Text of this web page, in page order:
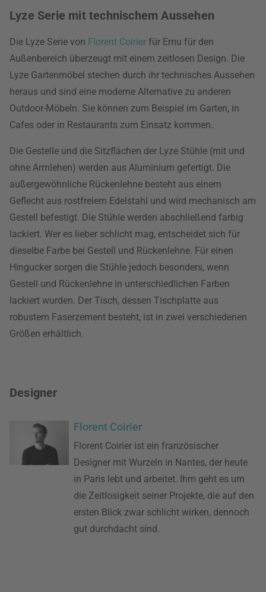
Lyze Serie mit technischem Aussehen
Die Lyze Serie von Florent Coirier für Emu für den
Außenbereich überzeugt mit einem zeitlosen Design. Die
Lyze Gartenmöbel stechen durch ihr technisches Aussehen
heraus und sind eine moderne Alternative zu anderen
Outdoor-Möbeln. Sie können zum Beispiel im Garten, in
Cafes oder in Restaurants zum Einsatz kommen.
Die Gestelle und die Sitzflächen der Lyze Stühle (mit und
ohne Armlehen) werden aus Aluminium gefertigt. Die
außergewöhnliche Rückenlehne besteht aus einem
Geflecht aus rostfreiem Edelstahl und wird mechanisch am
Gestell befestigt. Die Stühle werden abschließend farbig
lackiert. Wer es lieber schlicht mag, entscheidet sich für
dieselbe Farbe bei Gestell und Rückenlehne. Für einen
Hingucker sorgen die Stühle jedoch besonders, wenn
Gestell und Rückenlehne in unterschiedlichen Farben
lackiert wurden. Der Tisch, dessen Tischplatte aus
robustem Faserzement besteht, ist in zwei verschiedenen
Größen erhältlich.
Designer
Florent Coirier
Florent Coirier ist ein französischer
Designer mit Wurzeln in Nantes, der heute
in Paris lebt und arbeitet. Ihm geht es um
die Zeitlosigkeit seiner Projekte, die auf den
ersten Blick zwar schlicht wirken, dennoch
gut durchdacht sind.